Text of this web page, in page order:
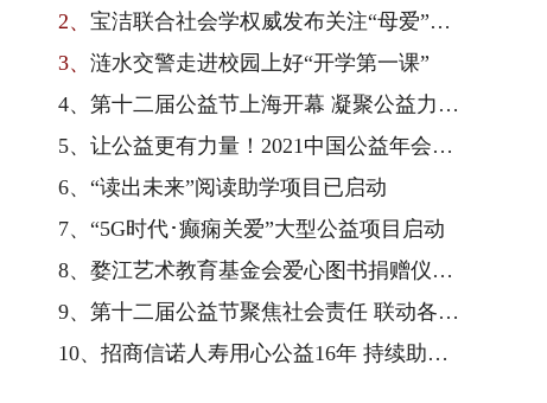
2、 宝洁联合社会学权威发布关注“母爱”公益白皮书
3、 涟水交警走进校园上好“开学第一课”
4、 第十二届公益节上海开幕 凝聚公益力量 益起向未来
5、 让公益更有力量！2021中国公益年会成功举行
6、 “读出未来”阅读助学项目已启动
7、 “5G时代･癫痫关爱”大型公益项目启动
8、 婺江艺术教育基金会爱心图书捐赠仪式在平乡县油召中学举行
9、 第十二届公益节聚焦社会责任 联动各界为爱发声
10、 招商信诺人寿用心公益16年 持续助捐守护健康童年